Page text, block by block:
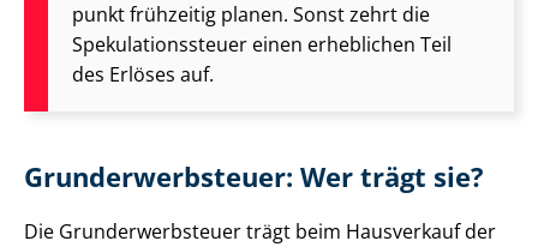
punkt frühzeitig planen. Sonst zehrt die
Spe­ku­la­ti­ons­steu­er einen erheblichen Teil
des Erlöses auf.
Grund­er­werb­steu­er: Wer trägt sie?
Die Grund­er­werb­steu­er trägt beim Hausverkauf der